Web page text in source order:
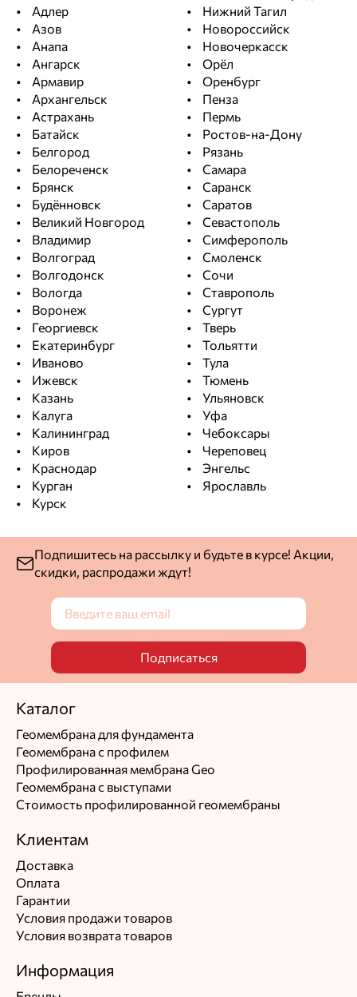
Адлер
Азов
Анапа
Ангарск
Армавир
Архангельск
Астрахань
Батайск
Белгород
Белореченск
Брянск
Будённовск
Великий Новгород
Владимир
Волгоград
Волгодонск
Вологда
Воронеж
Георгиевск
Екатеринбург
Иваново
Ижевск
Казань
Калуга
Калининград
Киров
Краснодар
Курган
Курск
Нижний Тагил
Новороссийск
Новочеркасск
Орёл
Оренбург
Пенза
Пермь
Ростов-на-Дону
Рязань
Самара
Саранск
Саратов
Севастополь
Симферополь
Смоленск
Сочи
Ставрополь
Сургут
Тверь
Тольятти
Тула
Тюмень
Ульяновск
Уфа
Чебоксары
Череповец
Энгельс
Ярославль
Подпишитесь на рассылку и будьте в курсе! Акции,
скидки, распродажи ждут!
Подписаться
Каталог
Геомембрана для фундамента
Геомембрана с профилем
Профилированная мембрана Geo
Геомембрана с выступами
Стоимость профилированной геомембраны
Клиентам
Доставка
Оплата
Гарантии
Условия продажи товаров
Условия возврата товаров
Информация